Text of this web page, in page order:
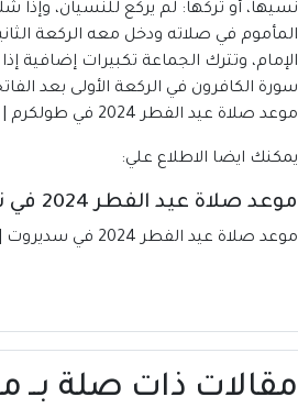
نسيها، أو تركها: لم يركع للنسيان،
المأموم في صلاته ودخل معه الركعة
الإمام، وتترك الجماعة تكبيرات
سورة الكافرون في الركعة الأولى بعد
موعد صلاة عيد الفطر 2024 في طولكرم | فلسطين
يمكنك ايضا الاطلاع علي:
موعد صلاة عيد الفطر 2024 في نهاريا | فلسطين
موعد صلاة عيد الفطر 2024 في سديروت | فلسطين – المكتبة العربية للكتب (arab-books.com)
مقالات ذات صلة بــ موعد صلاة